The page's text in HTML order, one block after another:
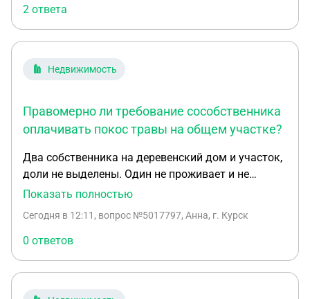
около 19 тыс). Около 10 лет назад он отказался
от доли в родительском доме в адрес своей
родной сестры, ныне одиноко проживающая
в собственности есть секционка. Отношения с
она отказалась. Очередь на предоставление
жилья в соц найм 690. Имеются различные
полноценный образ жизни и работать не имеет
никакой возможности. Подскажите, можно ли
законно заселиться в жилье сестры или каким-то
другим способом повлиять на решение ситуации?
Интересует любой полезный совет, рассмотрим
любые варианты
2 ответа
Недвижимость
Правомерно ли требование сособственника
оплачивать покос травы на общем участке?
Два собственника на деревенский дом и участок,
доли не выделены. Один не проживает и не
бывает, платит за вывоз мусора. Второй
косит участок. (газонокосилка куплена совмесно
пополам.) Проживающий требует оплачиаать и
его личный труд за покос (в размере 3
тыс.ежемесячно, с мая по сентябрь).По факту
Показать полностью
Сегодня в 12:11 , вопрос №5017797, Анна, г. Курск
0 ответов